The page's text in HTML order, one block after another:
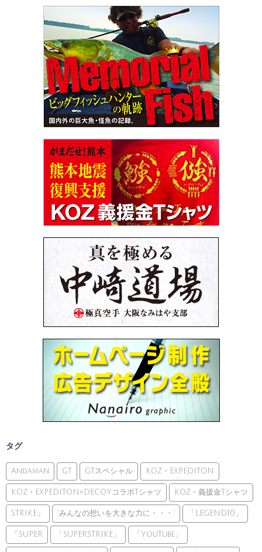
タグ
Andaman GT GTスペシャル KOZ・EXPEDITON
KOZ・EXPEDITON×DECOYコラボTシャツ KOZ・義援金Tシャツ
STRIKE」 ”みんなの想いを大きな力に・・・” 「LEGEND10」
「SUPER 「SUPERSTRIKE」 「YouTube」